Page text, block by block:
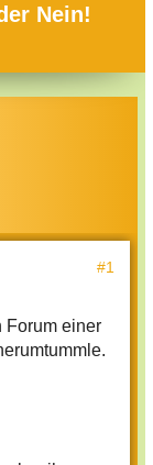
Nein!
#1
Forum einer